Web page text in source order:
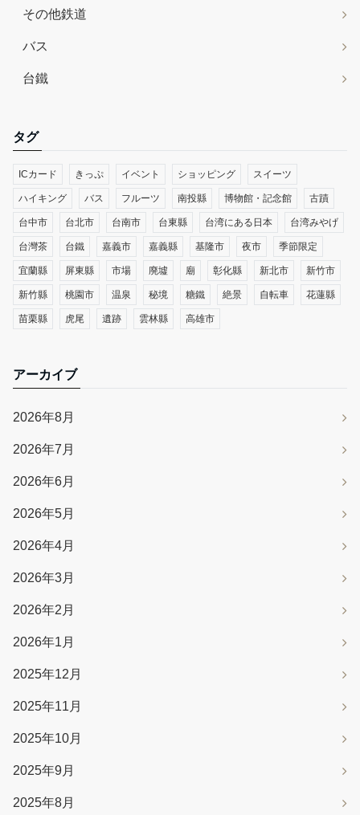
その他鉄道
バス
台鐵
タグ
ICカード きっぷ イベント ショッピング スイーツ
ハイキング バス フルーツ 南投縣 博物館・記念館 古蹟
台中市 台北市 台南市 台東縣 台湾にある日本 台湾みやげ
台灣茶 台鐵 嘉義市 嘉義縣 基隆市 夜市 季節限定
宜蘭縣 屏東縣 市場 廃墟 廟 彰化縣 新北市 新竹市
新竹縣 桃園市 温泉 秘境 糖鐵 絶景 自転車 花蓮縣
苗栗縣 虎尾 遺跡 雲林縣 高雄市
アーカイブ
2026年8月
2026年7月
2026年6月
2026年5月
2026年4月
2026年3月
2026年2月
2026年1月
2025年12月
2025年11月
2025年10月
2025年9月
2025年8月